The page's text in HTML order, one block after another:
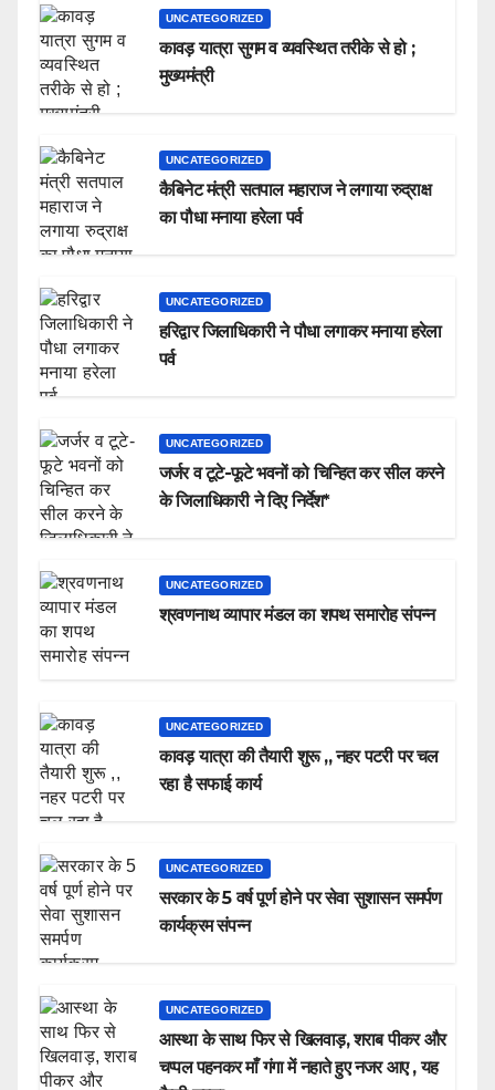
UNCATEGORIZED
कावड़ यात्रा सुगम व व्यवस्थित तरीके से हो ;
मुख्यमंत्री
UNCATEGORIZED
कैबिनेट मंत्री सतपाल महाराज ने लगाया रुद्राक्ष
का पौधा मनाया हरेला पर्व
UNCATEGORIZED
हरिद्वार जिलाधिकारी ने पौधा लगाकर मनाया हरेला
पर्व
UNCATEGORIZED
जर्जर व टूटे-फूटे भवनों को चिन्हित कर सील करने
के जिलाधिकारी ने दिए निर्देश*
UNCATEGORIZED
श्रवणनाथ व्यापार मंडल का शपथ समारोह संपन्न
UNCATEGORIZED
कावड़ यात्रा की तैयारी शुरू ,, नहर पटरी पर चल
रहा है सफाई कार्य
UNCATEGORIZED
सरकार के 5 वर्ष पूर्ण होने पर सेवा सुशासन समर्पण
कार्यक्रम संपन्न
UNCATEGORIZED
आस्था के साथ फिर से खिलवाड़, शराब पीकर और
चप्पल पहनकर माँ गंगा में नहाते हुए नजर आए , यह